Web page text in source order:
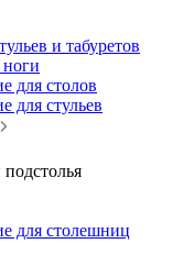
и табуретов
для столов
для стульев
для столешниц